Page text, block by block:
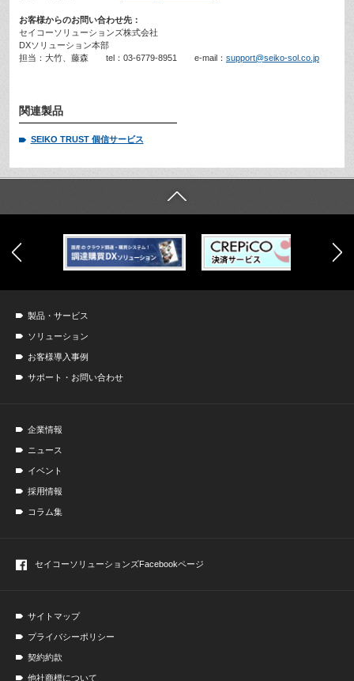
お客様からのお問い合わせ先：
セイコーソリューションズ株式会社
DXソリューション本部
担当：大竹、藤森 tel：03-6779-8951 e-mail： support@seiko-sol.co.jp
関連製品
SEIKO TRUST 個信サービス
製品・サービス
ソリューション
お客様導入事例
サポート・お問い合わせ
企業情報
ニュース
イベント
採用情報
コラム集
セイコーソリューションズFacebookページ
サイトマップ
プライバシーポリシー
契約約款
他社商標について